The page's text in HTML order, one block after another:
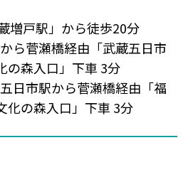
増戸駅」から徒歩20分
ら菅瀬橋経由「武蔵五日市
の森入口」下車 3分
日市駅から菅瀬橋経由「福
化の森入口」下車 3分